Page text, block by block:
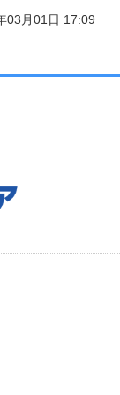
03月01日 17:09